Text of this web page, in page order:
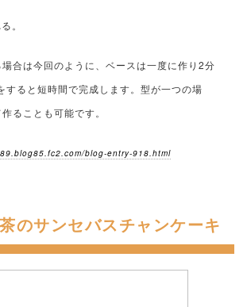
。
合は今回のように、ベースは一度に作り2分
すると短時間で完成します。型が一つの場
ることも可能です。
blog-entry-918.html
のサンセバスチャンケーキ